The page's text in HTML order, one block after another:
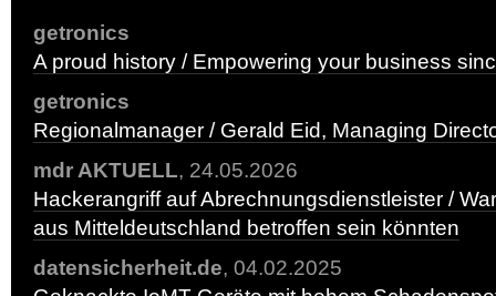
getronics
A proud history / Empowering your business
getronics
Regionalmanager / Gerald Eid, Managing
mdr AKTUELL, 24.05.2026
Hackerangriff auf Abrechnungsdienstleister /
aus Mitteldeutschland betroffen sein könnten
datensicherheit.de, 04.02.2025